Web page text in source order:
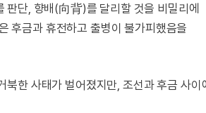
단, 향배(向背)를 달리할 것을 비밀리에
후금과 휴전하고 출병이 불가피했음을
한 사태가 벌어졌지만, 조선과 후금 사이